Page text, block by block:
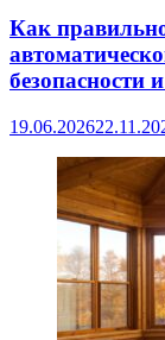
Как
безопасности
19.06.2026